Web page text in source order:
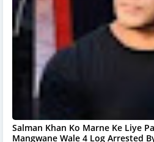
Salman Khan Ko Marne Ke Liye
Mangwane Wale 4 Log Arrested